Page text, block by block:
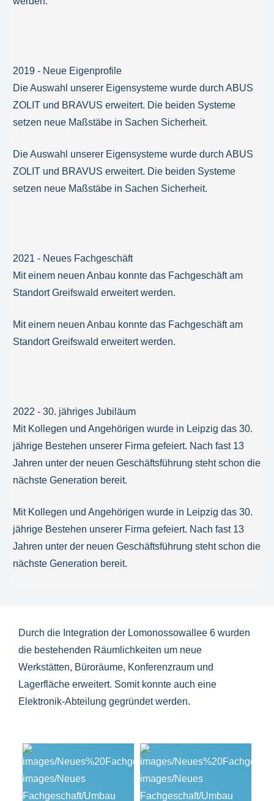
2019 - Neue Eigenprofile
Die Auswahl unserer Eigensysteme wurde durch ABUS
ZOLIT und BRAVUS erweitert. Die beiden Systeme
setzen neue Maßstäbe in Sachen Sicherheit.
Die Auswahl unserer Eigensysteme wurde durch ABUS
ZOLIT und BRAVUS erweitert. Die beiden Systeme
setzen neue Maßstäbe in Sachen Sicherheit.
2021 - Neues Fachgeschäft
Mit einem neuen Anbau konnte das Fachgeschäft am
Standort Greifswald erweitert werden.
Mit einem neuen Anbau konnte das Fachgeschäft am
Standort Greifswald erweitert werden.
2022 - 30. jähriges Jubiläum
Mit Kollegen und Angehörigen wurde in Leipzig das 30.
jährige Bestehen unserer Firma gefeiert. Nach fast 13
Jahren unter der neuen Geschäftsführung steht schon die
nächste Generation bereit.
Mit Kollegen und Angehörigen wurde in Leipzig das 30.
jährige Bestehen unserer Firma gefeiert. Nach fast 13
Jahren unter der neuen Geschäftsführung steht schon die
nächste Generation bereit.
Durch die Integration der Lomonossowallee 6 wurden
die bestehenden Räumlichkeiten um neue
Werkstätten, Büroräume, Konferenzraum und
Lagerfläche erweitert. Somit konnte auch eine
Elektronik-Abteilung gegründet werden.